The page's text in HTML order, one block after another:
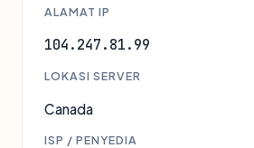
ALAMAT IP
104.247.81.99
LOKASI SERVER
Canada
ISP / PENYEDIA